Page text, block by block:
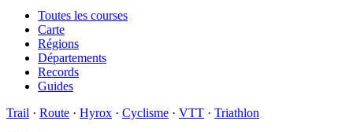
Toutes les courses
Carte
Régions
Départements
Records
Guides
Trail · Route · Hyrox · Cyclisme · VTT · Triathlon